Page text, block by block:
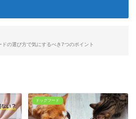
ドの選び方で気にするべき7つのポイント
ドッグフード